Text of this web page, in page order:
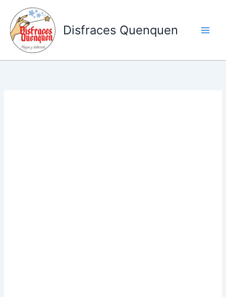
contenido
Disfraces Quenquen